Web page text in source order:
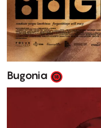
Bugonia